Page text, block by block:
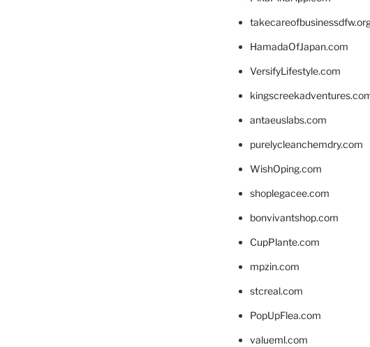
HamadaOfJapan.com
VersifyLifestyle.com
antaeuslabs.com
purelycleanchemdry.com
WishOping.com
shoplegacee.com
bonvivantshop.com
CupPlante.com
mpzin.com
stcreal.com
PopUpFlea.com
valueml.com